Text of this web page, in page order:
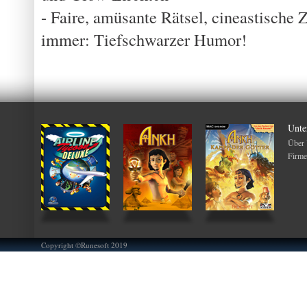
- Faire, amüsante Rätsel, cineastische
immer: Tiefschwarzer Humor!
Über
Copyright ©Runesoft 2019